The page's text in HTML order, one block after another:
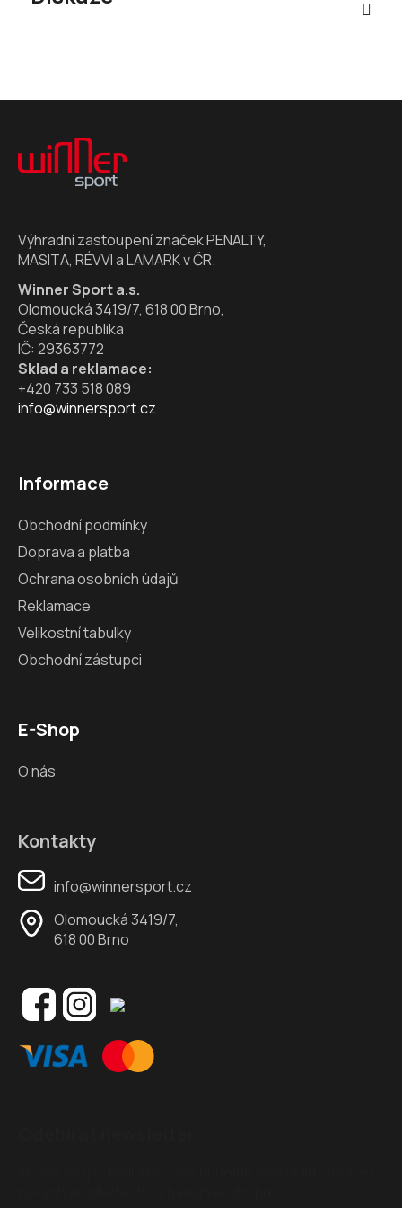
Z
Výhradní zastoupení značek PENALTY,
MASITA, RÉVVI a LAMARK v ČR.
Winner Sport a.s.
Olomoucká 3419/7, 618 00 Brno,
Česká republika
IČ: 29363772
Sklad a reklamace:
+420 733 518 089
info@winnersport.cz
Informace
Obchodní podmínky
Doprava a platba
Ochrana osobních údajů
Reklamace
Velikostní tabulky
Obchodní zástupci
E-Shop
O nás
Kontakty
info@winnersport.cz
Olomoucká 3419/7,
618 00 Brno